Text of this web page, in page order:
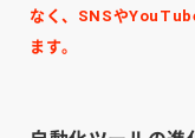
なく、SNSや
ます。